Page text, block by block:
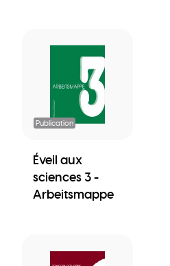
Publication
Éveil aux
sciences 3 -
Arbeitsmappe